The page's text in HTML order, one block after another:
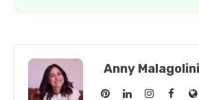
Anny Malagolini
AnnyAnnyAnnyAnny